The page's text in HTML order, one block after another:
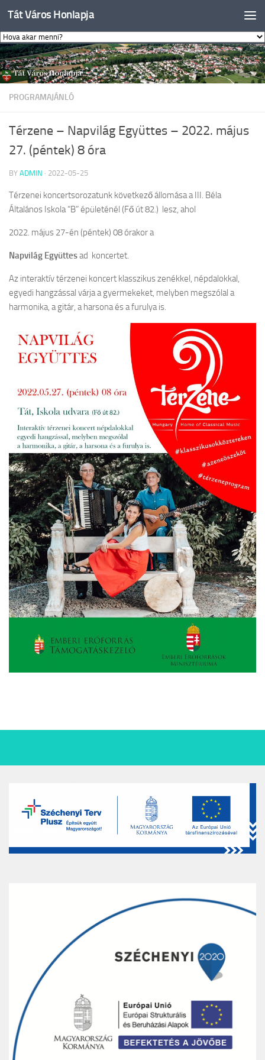
Skip to content
Tát Város Honlapja
PROGRAMAJÁNLÓ
Térzene – Napvilág Együttes – 2022. május
27. (péntek) 8 óra
BY ADMIN · 2022-05-25
Térzenei koncertsorozatunk következő állomása a III. Béla
Általános Iskola “B” épületénél (Fő út 82.) lesz, ahol
2022. május 27-én (péntek) 08 órakor a
Napvilág Együttesad koncertet.
Az interaktív térzenei koncert klasszikus zenékkel, népdalokkal,
egyedi hangzással várja a gyermekeket, melyben megszólal a
harmonika, a gitár, a harsona és a furulya is.